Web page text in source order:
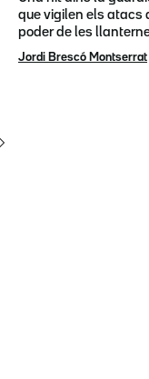
que vigilen els atacs
poder de les
Jordi Brescó Montserrat